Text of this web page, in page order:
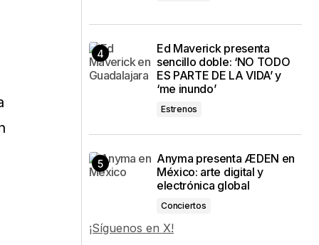
Ed Maverick presenta
sencillo doble: ‘NO TODO
ES PARTE DE LA VIDA’ y
‘me inundo’
Estrenos
Anyma presenta ÆDEN en
México: arte digital y
electrónica global
Conciertos
¡Síguenos en X!